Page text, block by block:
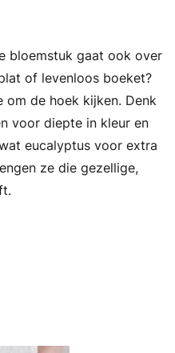
bloemstuk gaat ook over
of levenloos boeket?
de hoek kijken. Denk
voor diepte in kleur en
eucalyptus voor extra
ze die gezellige,